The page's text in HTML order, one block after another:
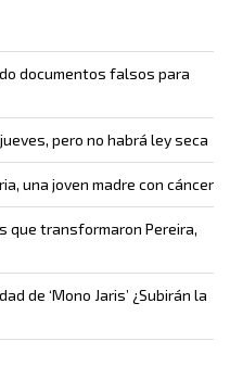
documentos falsos para
pero no habrá ley seca
una joven madre con cáncer
que transformaron Pereira,
de ‘Mono Jaris’ ¿Subirán la